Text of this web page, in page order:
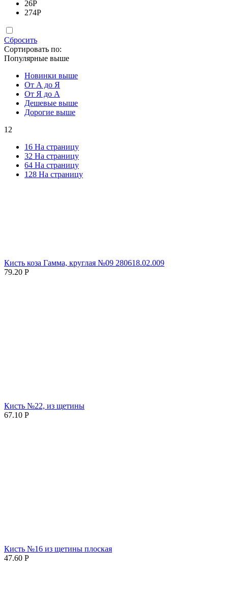
26Р
274Р
Сбросить
Сортировать по:
Популярные выше
Новинки выше
От А до Я
От Я до А
Дешевые выше
Дорогие выше
12
16 На страницу
32 На страницу
64 На страницу
128 На страницу
Кисть коза Гамма, круглая №09 280618.02.009
79.20 Р
Кисть №22, из щетины
67.10 Р
Кисть №16 из щетины плоская
47.60 Р